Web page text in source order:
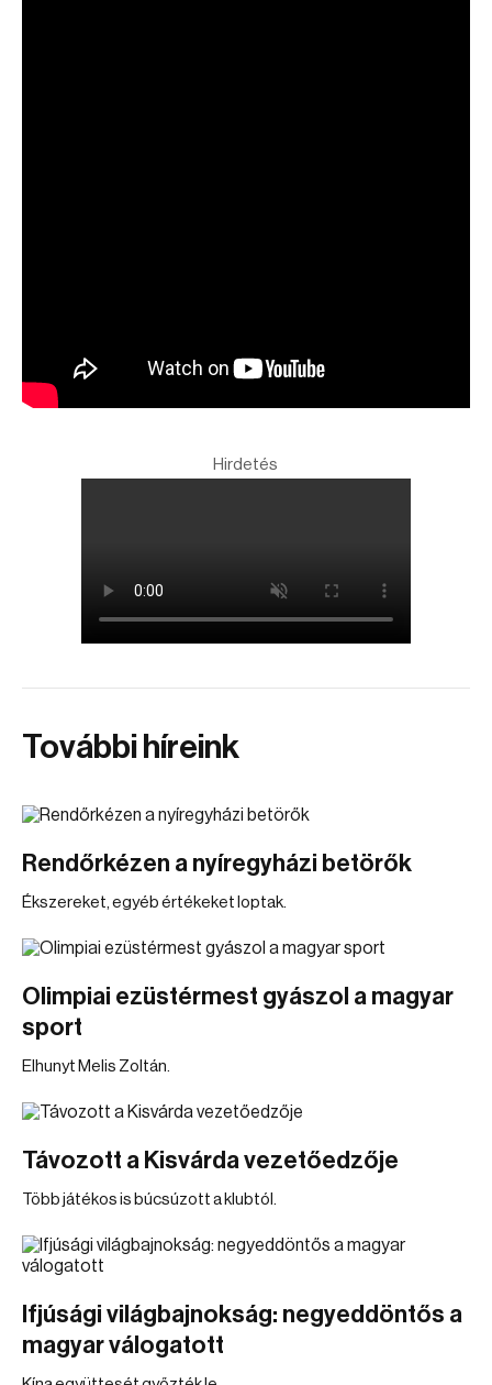
Hirdetés
További híreink
Rendőrkézen a nyíregyházi betörők
Ékszereket, egyéb értékeket loptak.
Olimpiai ezüstérmest gyászol a magyar
sport
Elhunyt Melis Zoltán.
Távozott a Kisvárda vezetőedzője
Több játékos is búcsúzott a klubtól.
Ifjúsági világbajnokság: negyeddöntős a
magyar válogatott